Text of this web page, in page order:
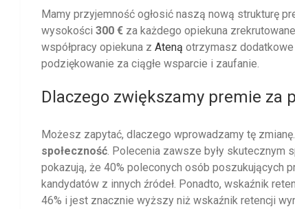
Mamy przyjemność ogłosić naszą nową strukturę
wysokości 300 € za każdego opiekuna
współpracy opiekuna z Ateną otrzymasz dodatkowe
podziękowanie za ciągłe wsparcie i zaufanie.
Dlaczego zwiększamy premie za
Możesz zapytać, dlaczego wprowadzamy tę
społeczność. Polecenia zawsze były skutecznym
pokazują, że 40% poleconych osób poszukujących
kandydatów z innych źródeł. Ponadto, wskaźnik
46% i jest znacznie wyższy niż wskaźnik retencji